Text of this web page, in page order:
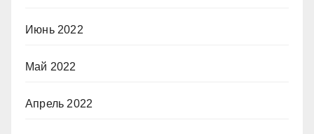
Июнь 2022
Май 2022
Апрель 2022